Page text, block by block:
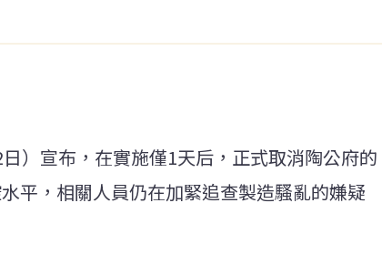
）宣布，在實施僅1天后，正式取消陶公府的
平，相關人員仍在加緊追查製造騷亂的嫌疑